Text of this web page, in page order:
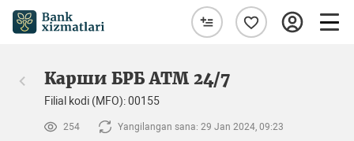
Карши БРБ АТМ 24/7
Filial kodi (MFO): 00155
254 Yangilangan sana: 29 Jan 2024, 09:23